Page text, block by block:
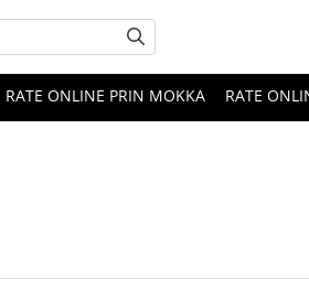
RATE ONLINE PRIN MOKKA RATE